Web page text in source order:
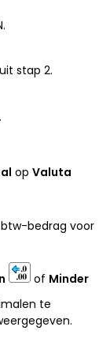
stap 2.
.
op Valuta
bedrag voor
of Minder
te